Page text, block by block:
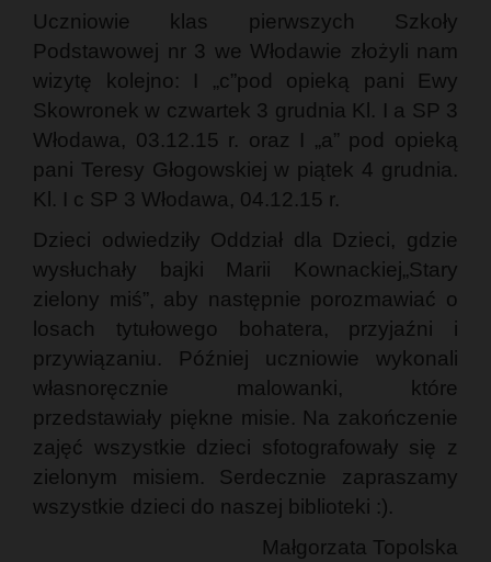
Uczniowie klas pierwszych Szkoły
Podstawowej nr 3 we Włodawie złożyli nam
wizytę kolejno: I „c”pod opieką pani Ewy
Skowronek w czwartek 3 grudnia Kl. I a SP 3
Włodawa, 03.12.15 r. oraz I „a” pod opieką
pani Teresy Głogowskiej w piątek 4 grudnia.
Kl. I c SP 3 Włodawa, 04.12.15 r.
Dzieci odwiedziły Oddział dla Dzieci, gdzie
wysłuchały bajki Marii Kownackiej„Stary
zielony miś”, aby następnie porozmawiać o
losach tytułowego bohatera, przyjaźni i
przywiązaniu. Później uczniowie wykonali
własnoręcznie malowanki, które
przedstawiały piękne misie. Na zakończenie
zajęć wszystkie dzieci sfotografowały się z
zielonym misiem. Serdecznie zapraszamy
wszystkie dzieci do naszej biblioteki :).
Małgorzata Topolska